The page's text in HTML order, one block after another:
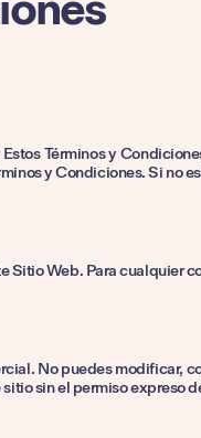
Términos y
y Condiciones. Si no
Sitio Web. Para cualquier
No puedes
sin el permiso expreso